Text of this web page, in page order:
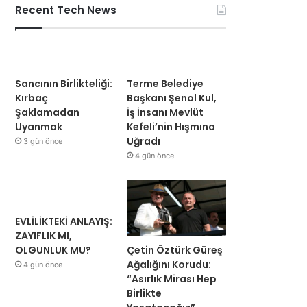
Recent Tech News
Sancının Birlikteliği:
Kırbaç
Şaklamadan
Uyanmak
3 gün önce
Terme Belediye
Başkanı Şenol Kul,
İş İnsanı Mevlüt
Kefeli’nin Hışmına
Uğradı
4 gün önce
EVLİLİKTEKİ ANLAYIŞ:
ZAYIFLIK MI,
OLGUNLUK MU?
4 gün önce
Çetin Öztürk Güreş
Ağalığını Korudu:
“Asırlık Mirası Hep
Birlikte